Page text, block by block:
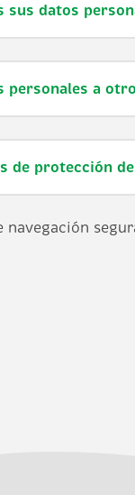
sus datos
personales a
de protección
navegación